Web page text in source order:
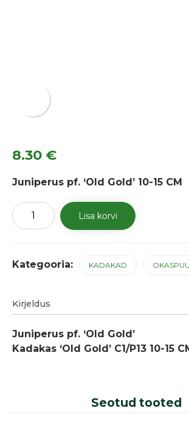
8.30 €
Juniperus pf. ‘Old Gold’ 10-15 CM
Kadakas
'Old
Gold'
Lisa korvi
Kategooria: KADAKAD
Kirjeldus
Juniperus pf. ‘Old Gold’
Kadakas ‘Old Gold’ C1/P13 10-15
Seotud tooted